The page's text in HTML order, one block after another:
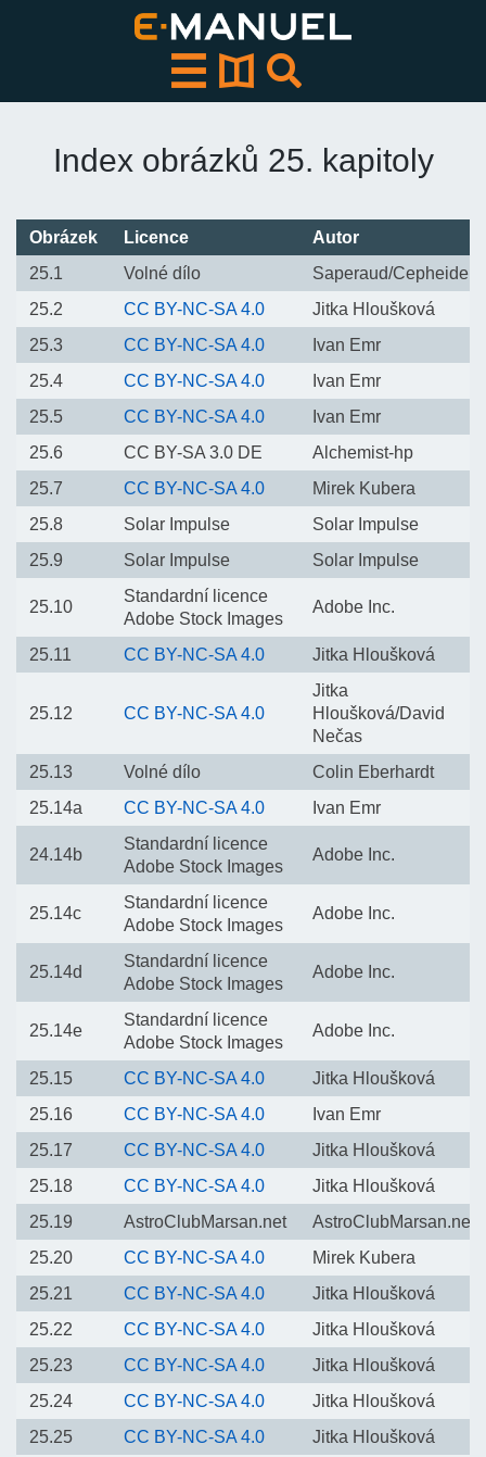
Index obrázků 25. kapitoly
Obrázek Licence
Autor
25.1
Volné dílo
Saperaud/Cepheiden
25.2
CC BY-NC-SA 4.0
Jitka Hloušková
25.3
CC BY-NC-SA 4.0
Ivan Emr
25.4
CC BY-NC-SA 4.0
Ivan Emr
25.5
CC BY-NC-SA 4.0
Ivan Emr
25.6
CC BY-SA 3.0 DE
Alchemist-hp
25.7
CC BY-NC-SA 4.0
Mirek Kubera
25.8
Solar Impulse
Solar Impulse
25.9
Solar Impulse Solar Impulse
25.10
Standardní licence
Adobe Stock Images
Adobe Inc.
25.11 CC BY-NC-SA 4.0 Jitka Hloušková
25.12 CC BY-NC-SA 4.0
Jitka
Hloušková/David
Nečas
25.13
Volné dílo
Colin Eberhardt
25.14a
CC BY-NC-SA 4.0 Ivan Emr
24.14b
Standardní licence
Adobe Stock Images
Adobe Inc.
25.14c
Standardní licence
Adobe Stock Images
Adobe Inc.
25.14d
Standardní licence
Adobe Stock Images
Adobe Inc.
25.14e
Standardní licence
Adobe Stock Images
Adobe Inc.
25.15 CC BY-NC-SA 4.0
Jitka Hloušková
25.16
CC BY-NC-SA 4.0
Ivan Emr
25.17
CC BY-NC-SA 4.0
Jitka Hloušková
25.18
CC BY-NC-SA 4.0
Jitka Hloušková
25.19
AstroClubMarsan.net
AstroClubMarsan.net
25.20
CC BY-NC-SA 4.0
Mirek Kubera
25.21
CC BY-NC-SA 4.0
Jitka Hloušková
25.22
CC BY-NC-SA 4.0
Jitka Hloušková
25.23
CC BY-NC-SA 4.0
Jitka Hloušková
25.24
CC BY-NC-SA 4.0
Jitka Hloušková
25.25
CC BY-NC-SA 4.0
Jitka Hloušková